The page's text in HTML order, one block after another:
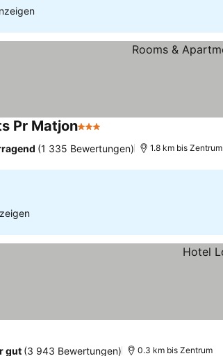
Pr Matjon3 Sterne
(1 335 Bewertungen) 1.8 km bis Zentrum
gut (3 943 Bewertungen) 0.3 km bis Zentrum